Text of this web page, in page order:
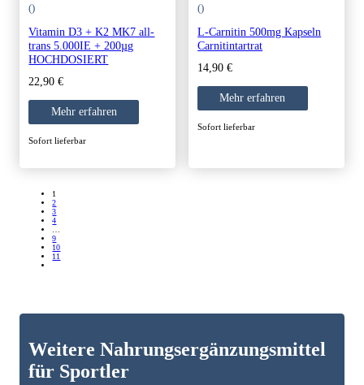
()
Vitamin D3 + K2 MK7 all-
trans 5.000IE + 200µg
HOCHDOSIERT
22,90€
Mehr erfahren
Sofort lieferbar
()
L-Carnitin 500mg Kapseln
Carnitintartrat
14,90€
Mehr erfahren
Sofort lieferbar
1
2
3
4
…
9
10
11
Weitere Nahrungsergänzungsmittel
für Sportler